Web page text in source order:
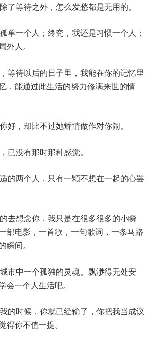
了等待之外，怎么发愁都是无用的。
单一个人；终究，我还是习惯一个人；
外人。
等待以后的日子里，我能在你的记忆里
，能通过此生活的努力修满来世的情
好，却比不过她矫情做作对你闹。
已没有那时那种感觉。
的两个人，只有一颗不想在一起的心罢
去想念你，我只是在很多很多的小瞬
部电影，一首歌，一句歌词，一条马路
瞬间。
市中一个孤独的灵魂。飘渺得无处安
会一个人生活吧。
的时候，你就已经输了，你把我当成议
得你不值一提。